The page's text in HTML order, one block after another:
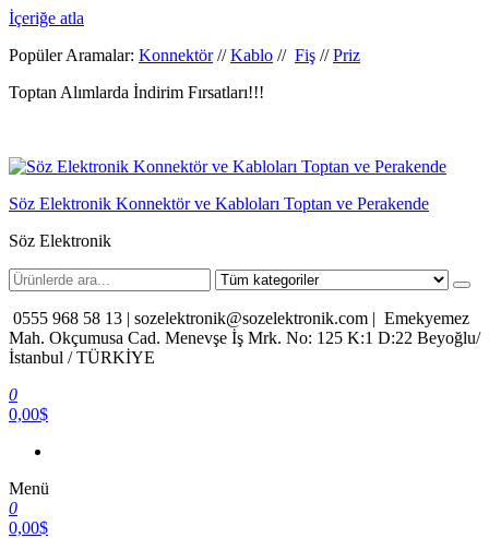
İçeriğe atla
Popüler Aramalar: Konnektör//Kablo // Fiş //Priz
Toptan Alımlarda İndirim Fırsatları!!!
Söz Elektronik Konnektör ve Kabloları Toptan ve Perakende
Söz Elektronik
0555 968 58 13 | sozelektronik@sozelektronik.com | Emekyemez
Mah. Okçumusa Cad. Menevşe İş Mrk. No: 125 K:1 D:22 Beyoğlu/
İstanbul / TÜRKİYE
0
0,00$
Menü
0
0,00$